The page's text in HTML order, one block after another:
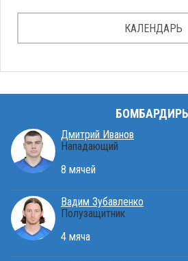
КАЛЕНДАРЬ
Дмитрий Иванов
Нападающий
8 мячей
Вадим Зубавленко
Полузащитник
4 мяча